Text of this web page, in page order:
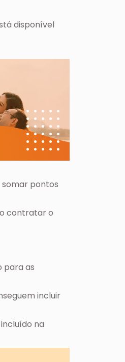
disponível
somar pontos
contratar o
para as
incluir
na